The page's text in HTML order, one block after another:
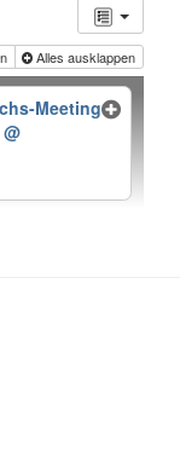
Alles ausklappen
Meeting
@